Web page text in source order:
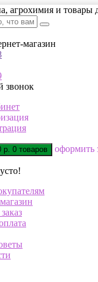
агрохимия и товары
магазин
звонок
р. 0 товаров oформить